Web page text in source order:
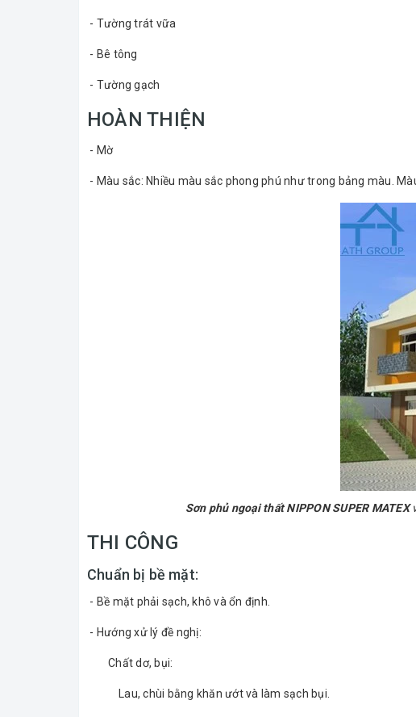
- Tường trát vữa
- Bê tông
- Tường gạch
HOÀN THIỆN
- Mờ
- Màu sắc: Nhiều màu sắc phong phú như trong bảng màu.
Sơn phủ ngoại thất NIPPON SUPER MATEX
THI CÔNG
Chuẩn bị bề mặt:
- Bề mặt phải sạch, khô và ổn định.
- Hướng xử lý đề nghị:
Chất dơ, bụi:
Lau, chùi bằng khăn ướt và làm sạch bụi.